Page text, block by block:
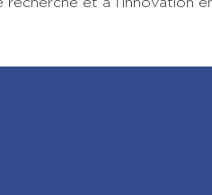
recherche et à l’innovation